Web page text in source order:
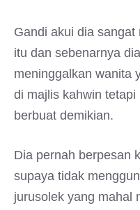
Gandi akui dia
itu dan sebenarnya
meninggalkan wanita
di majlis kahwin
berbuat demikian.
Dia pernah berpesan
supaya tidak
jurusolek yang mahal